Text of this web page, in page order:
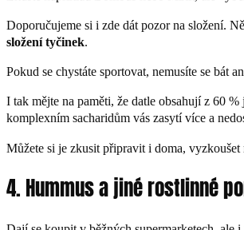
Doporučujeme si i zde dát pozor na složení.
složení tyčinek.
Pokud se chystáte sportovat, nemusíte se bát
I tak mějte na paměti, že datle obsahují z 60
komplexním sacharidům vás zasytí více a
Můžete si je zkusit připravit i doma, vyzkoušet
4. Hummus a jiné rostlinné